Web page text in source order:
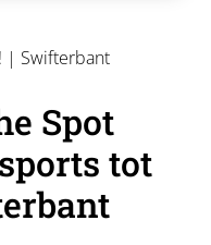
| Swifterbant
Spot
tot